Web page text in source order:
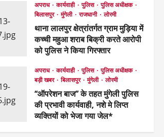
अपराध कार्यवाही पुलिस
पुलिस अधीक्षक
बिलासपुर
मुंगेली राजधानी लोरमी
थाना लालपुर क्षेत्रांतर्गत ग्राम मुड़िया में
कच्ची महुआ शराब बिक्री करते आरोपी
को पुलिस ने किया गिरफ्तार
अपराध
कार्यवाही पुलिस
पुलिस अधीक्षक
बड़ी खबर
बिलासपुर मुंगेली लोरमी
‘‘ऑपरेशन बाज’’ के तहत मुंगेली पुलिस
की प्रभावी कार्यवाही, नशे मे लिप्त
व्यक्तियों को भेजा गया जेल*